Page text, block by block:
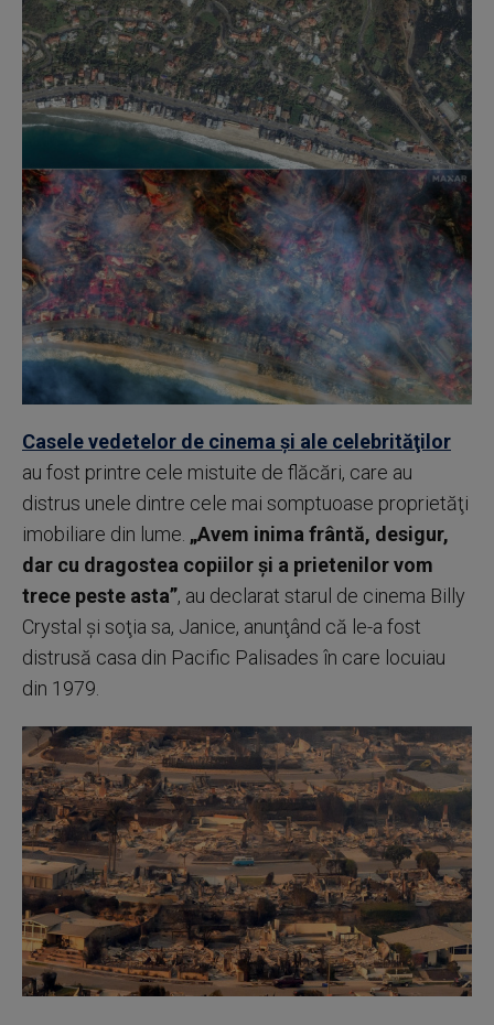
Casele vedetelor de cinema şi ale celebrităţilor
au fost printre cele mistuite de flăcări, care au
distrus unele dintre cele mai somptuoase proprietăţi
imobiliare din lume. „Avem inima frântă, desigur,
dar cu dragostea copiilor şi a prietenilor vom
trece peste asta”, au declarat starul de cinema Billy
Crystal şi soţia sa, Janice, anunţând că le-a fost
distrusă casa din Pacific Palisades în care locuiau
din 1979.